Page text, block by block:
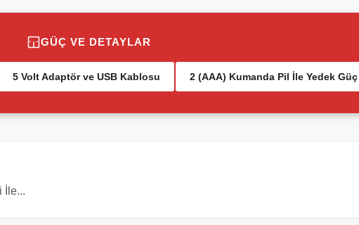
GÜÇ VE DETAYLAR
5 Volt Adaptör ve USB Kablosu 2 (AAA) Kumanda Pil İle Yedek Güç
İle...